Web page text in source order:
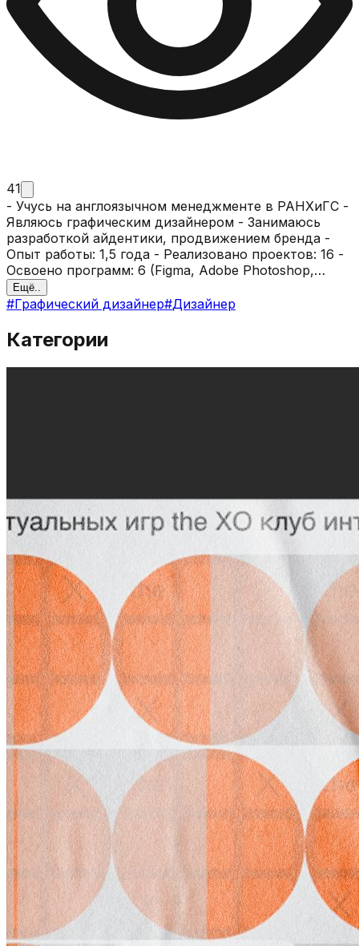
41
- Учусь на англоязычном менеджменте в РАНХиГС -
Являюсь графическим дизайнером - Занимаюсь
разработкой айдентики, продвижением бренда -
Опыт работы: 1,5 года - Реализовано проектов: 16 -
Освоено программ: 6 (Figma, Adobe Photoshop,
Procreate, Power Point, Adobe Audition, Adobe Premier
Pro)
Ещё..
#Графический дизайнер#Дизайнер
Категории